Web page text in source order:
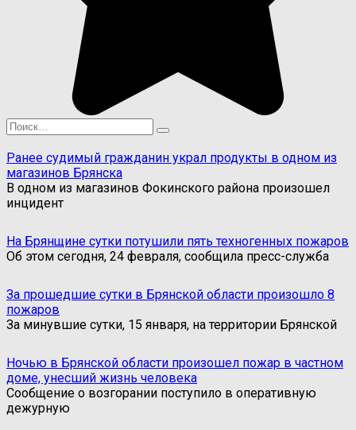
Search
for:
Ранее судимый гражданин украл продукты в одном из
магазинов Брянска
В одном из магазинов Фокинского района произошел
инцидент
На Брянщине сутки потушили пять техногенных пожаров
Об этом сегодня, 24 февраля, сообщила пресс-служба
За прошедшие сутки в Брянской области произошло 8
пожаров
За минувшие сутки, 15 января, на территории Брянской
Ночью в Брянской области произошел пожар в частном
доме, унесший жизнь человека
Сообщение о возгорании поступило в оперативную
дежурную